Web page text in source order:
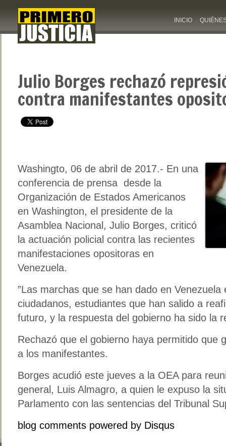
INICIO
Julio Borges rechazó
contra manifestantes
Washingto, 06 de abril de 2017.- En una
conferencia de prensa desde la
Organización de Estados Americanos
en Washington, el presidente de la
Asamblea Nacional, Julio Borges, criticó
la actuación policial contra las recientes
manifestaciones opositoras en
Venezuela.
”Las marchas que se han dado en
ciudadanos, estudiantes que han salido a
futuro, y la respuesta del gobierno ha sido la
Rechazó que el gobierno haya permitido que
a los manifestantes.
Borges acudió este jueves a la OEA para
general, Luis Almagro, a quien le expuso la
Parlamento con las sentencias del Tribunal
blog comments powered by Disqus